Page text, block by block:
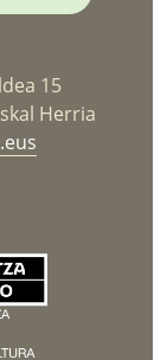
15
Herria